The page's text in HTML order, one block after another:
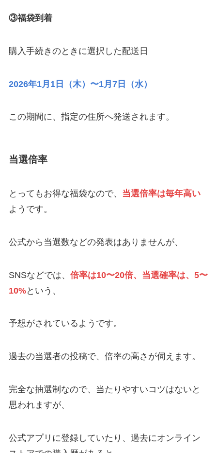
③福袋到着
購入手続きのときに選択した配送日
2026年1月1日（木）〜1月7日（水）
この期間に、指定の住所へ発送されます。
当選倍率
とってもお得な福袋なので、 当選倍率は毎年高い
ようです。
公式から当選数などの発表はありませんが、
SNSなどでは、 倍率は10〜20倍、当選確率は、5〜
10%という、
予想がされているようです。
過去の当選者の投稿で、倍率の高さが伺えます。
完全な抽選制なので、当たりやすいコツはないと
思われますが、
公式アプリに登録していたり、過去にオンライン